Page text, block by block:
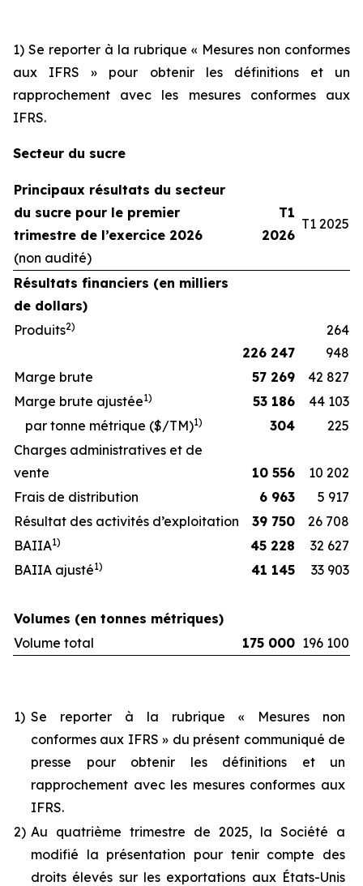
1) Se reporter à la rubrique « Mesures non conformes
aux IFRS » pour obtenir les définitions et un
rapprochement avec les mesures conformes aux
IFRS.
Secteur du sucre
Principaux résultats du secteur
du sucre pour le premier
trimestre de l’exercice 2026
(non audité)
T1
2026
T1 2025
Résultats financiers (en milliers
de dollars)
Produits2)
226 247
264
948
Marge brute
57 269
42 827
Marge brute ajustée1) 53 186
44 103
par tonne métrique ($/TM)1) 304
225
Charges administratives et de
vente
10 556
10 202
Frais de distribution
6 963
5 917
Résultat des activités d’exploitation
39 750
26 708
BAIIA1) 45 228
32 627
BAIIA ajusté1) 41 145 33 903
Volumes (en tonnes métriques)
Volume total
175 000 196 100
1) Se reporter à la rubrique « Mesures non
conformes aux IFRS » du présent communiqué de
presse pour obtenir les définitions et un
rapprochement avec les mesures conformes aux
IFRS.
2) Au quatrième trimestre de 2025, la Société a
modifié la présentation pour tenir compte des
droits élevés sur les exportations aux États-Unis